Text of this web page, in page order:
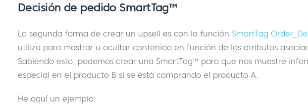
Decisión de pedido SmartTag™
La segunda forma de crear un upsell es con la función SmartTag
utiliza para mostrar u ocultar contenido en función de los atributos
Sabiendo esto, podemos crear una SmartTag™ para que nos muestre
especial en el producto B si se está comprando el producto A.
He aquí un ejemplo: